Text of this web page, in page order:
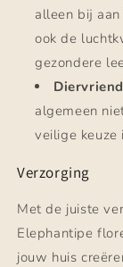
alleen bij
ook de
gezondere
algemeen
veilige keuze
Verzorging
Met de juiste
Elephantipe
jouw huis